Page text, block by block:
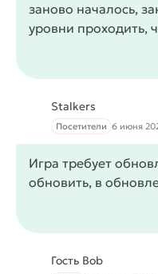
заново началось,
уровни проходить,
Stalkers
Посетители 6 июня
Игра требует
обновить, в
Гость Bob